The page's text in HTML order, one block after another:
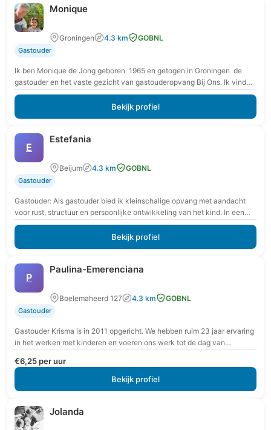
Monique
Groningen 4.3 km GOBNL
Gastouder
Ik ben Monique de Jong geboren 1965 en getogen in Groningen de
gastouder en het vaste gezicht van gastouderopvang Bij Ons. Ik vind
het heerlijk…
Bekijk profiel
E
Estefania
Beijum 4.3 km GOBNL
Gastouder
Gastouder: Als gastouder bied ik kleinschalige opvang met aandacht
voor rust, structuur en persoonlijke ontwikkeling van het kind. In een
veilige en vertrouwde omgeving krijgt…
Bekijk profiel
P
Paulina-Emerenciana
Boelemaheerd 127 4.3 km GOBNL
Gastouder
Gastouder Krisma is in 2011 opgericht. We hebben ruim 23 jaar ervaring
in het werken met kinderen en voeren ons werk tot de dag van…
€6,25 per uur
Bekijk profiel
Jolanda